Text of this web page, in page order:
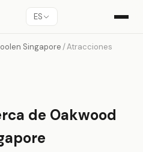
ES
Singapore /Atracciones
de Oakwood